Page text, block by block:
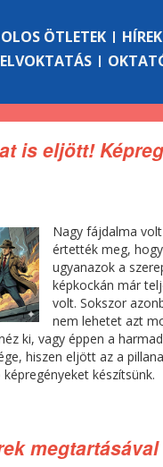
ÖTLETEK HÍREK
is eljött!
Nagy fájdalma
értették meg,
ugyanazok a
képkockán már
volt. Sokszor
nem lehetet azt
ki, vagy éppen a
hiszen eljött az a
készítsünk.
megtartásával